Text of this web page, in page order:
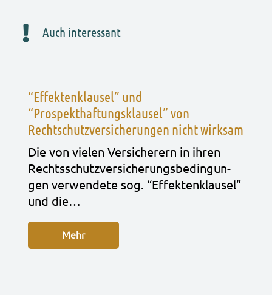
Auch interessant
“Effektenklausel” und
“Prospekthaftungsklausel” von
Rechtschutzversicherungen nicht wirksam
Die von vie­len Ver­si­che­rern in ihren
Rechts­schutz­ver­si­che­rungs­be­din­gun­
gen ver­wen­de­te sog. “Effek­ten­klau­sel”
und die…
Mehr